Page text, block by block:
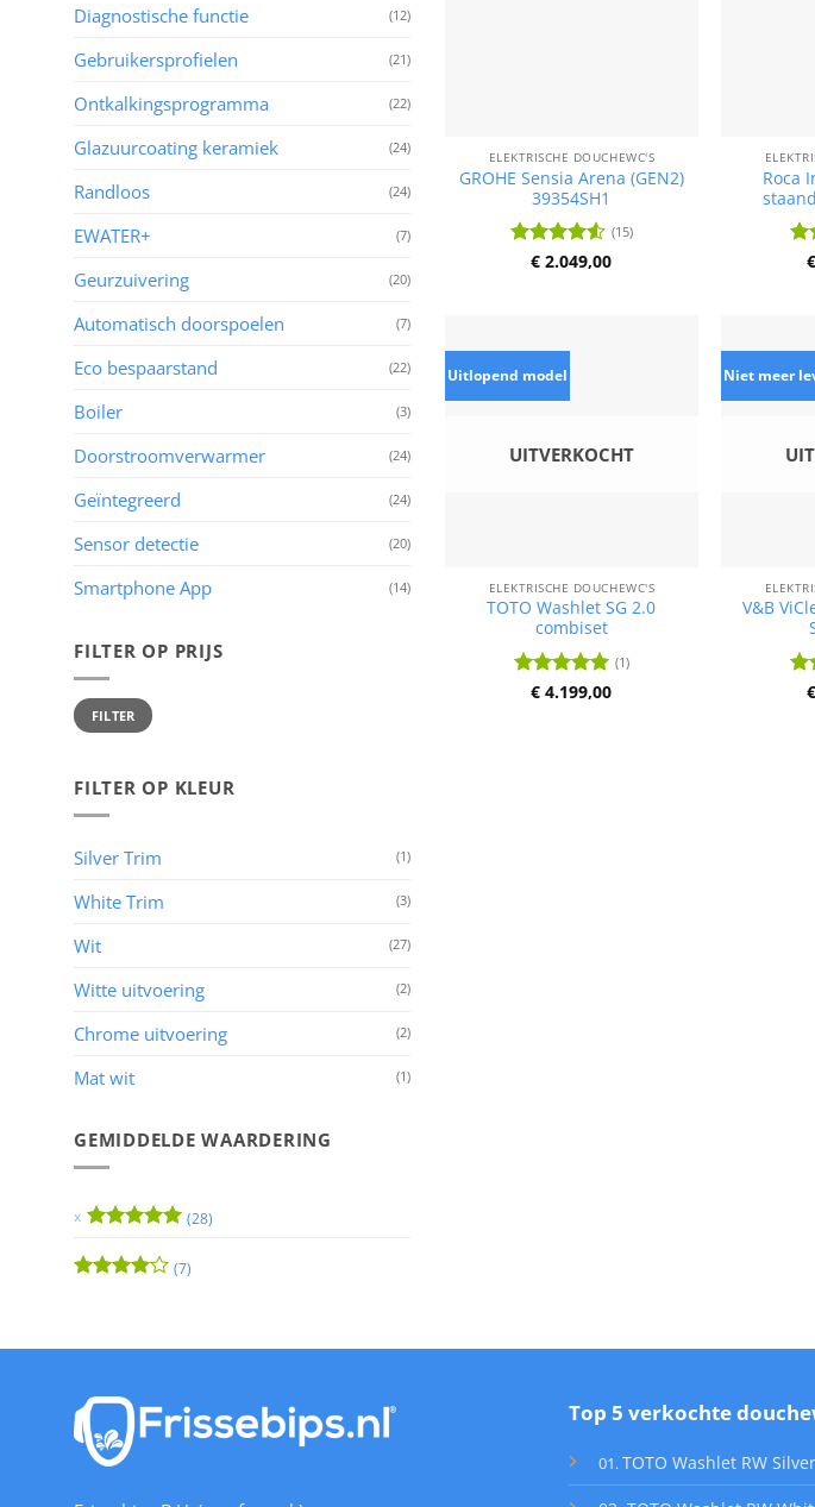
Diagnostische functie (12)
Gebruikersprofielen (21)
Ontkalkingsprogramma (22)
Glazuurcoating keramiek (24)
Randloos (24)
EWATER+ (7)
Geurzuivering (20)
Automatisch doorspoelen (7)
Eco bespaarstand (22)
Boiler (3)
Doorstroomverwarmer (24)
Geïntegreerd (24)
Sensor detectie (20)
Smartphone App (14)
FILTER OP PRIJS
Min.
prijs
Max.
prijsFILTER
FILTER OP KLEUR
Silver Trim (1)
White Trim (3)
Wit (27)
Witte uitvoering (2)
Chrome uitvoering (2)
Mat wit (1)
GEMIDDELDE WAARDERING
5uit 5
(28)
(7)
ELEKTRISCHE DOUCHEWC'S
GROHE Sensia Arena (GEN2)
39354SH1
Waardering
(15)
€ 2.049,00
Roca
€
Uitlopend model
UITVERKOCHT
ELEKTRISCHE DOUCHEWC'S
TOTO Washlet SG 2.0
combiset
Waardering
(1)
€ 4.199,00
Niet meer
V&B
€
Top 5 verkochte
01 .TOTO Washlet RW